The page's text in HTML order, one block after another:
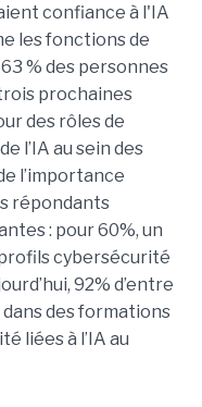
confiance à l'IA
les fonctions de
% des personnes
prochaines
des rôles de
l’IA au sein des
l’importance
répondants
: pour 60%, un
cybersécurité
92% d’entre
des formations
liées à l’IA au